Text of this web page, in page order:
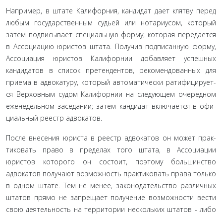
Например, в штате Калифорния, кандидат дает клятву перед
любым государственным судьей или нотариусом, кото­рый
затем подписывает специальную форму, которая пере­дается
в Ассоциацию юристов штата. Получив подписанную форму,
Ассоциация юристов Калифорнии добавляет успеш­ных
кандидатов в список претендентов, рекомендованных для
приема в адвокатуру, который автоматически ратифицирует­
ся Верховным судом Калифорнии на следующем очередном
еженедельном заседании; затем кандидат включается в офи­
циальный реестр адвокатов.
После внесения юриста в реестр адвокатов он может прак­
тиковать право в пределах того штата, в Ассоциации
юристов которого он состоит, поэтому большинство
адвокатов полу­чают возможность практиковать права только
в одном штате. Тем не менее, законодательство различных
штатов прямо не запрещает получение возможности вести
свою деятельность на территории нескольких штатов - либо